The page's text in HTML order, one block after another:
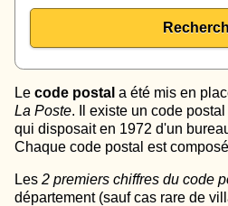
Le code postal a été mis en
La Poste. Il existe un code
qui disposait en 1972 d'un
Chaque code postal est
Les 2 premiers chiffres du code
département (sauf cas rare de